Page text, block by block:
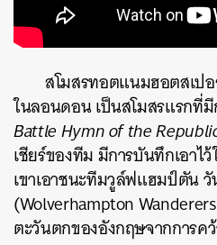
สโมสรทอตแนมฮอตสเป
ในลอนดอน เป็นสโมสรแรกที่
Battle Hymn of the
เชียร์ของทีม มีการบันทึกเอาไ
เขาเอาชนะทีมวูล์ฟแฮมป์ตัน วั
(Wolverhampton Wanderers
ตะวันตกของอังกฤษจากการ